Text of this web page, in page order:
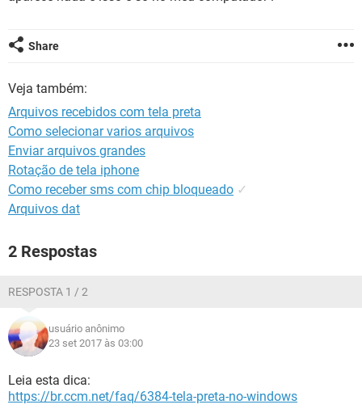
Share
Veja também:
Arquivos recebidos com tela preta
Como selecionar varios arquivos
Enviar arquivos grandes
Rotação de tela iphone
Como receber sms com chip bloqueado ✓
Arquivos dat
2 Respostas
RESPOSTA 1 / 2
usuário anônimo
23 set 2017 às 03:00
Leia esta dica:
https://br.ccm.net/faq/6384-tela-preta-no-windows